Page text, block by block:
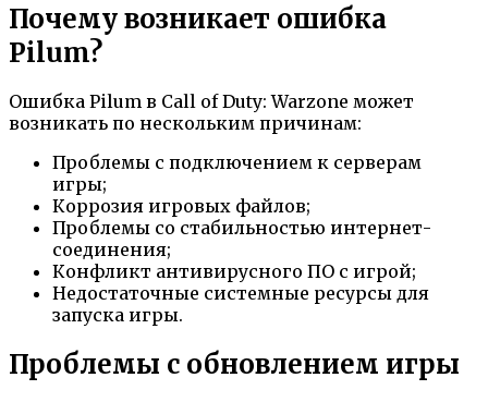
Почему возникает ошибка
Pilum?
Ошибка Pilum в Call of Duty: Warzone может
возникать по нескольким причинам:
Проблемы с подключением к серверам
игры;
Коррозия игровых файлов;
Проблемы со стабильностью интернет-
соединения;
Конфликт антивирусного ПО с игрой;
Недостаточные системные ресурсы для
запуска игры.
Проблемы с обновлением игры